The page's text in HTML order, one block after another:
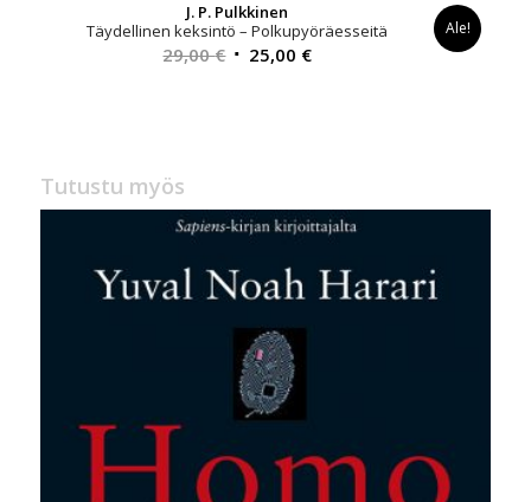
J. P. Pulkkinen
Täydellinen keksintö – Polkupyöräesseitä
29,00€ Alkuperäinen
25,00 €Nykyinen
Ale!
Tutustu myös